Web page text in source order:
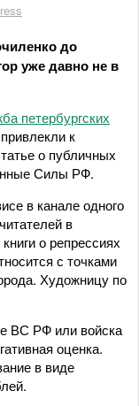
до
уже давно не в
петербургских
к
о публичных
Силы РФ.
в канале одного
в
о репрессиях
с точками
Художницу по
ВС РФ или войска
оценка.
в виде